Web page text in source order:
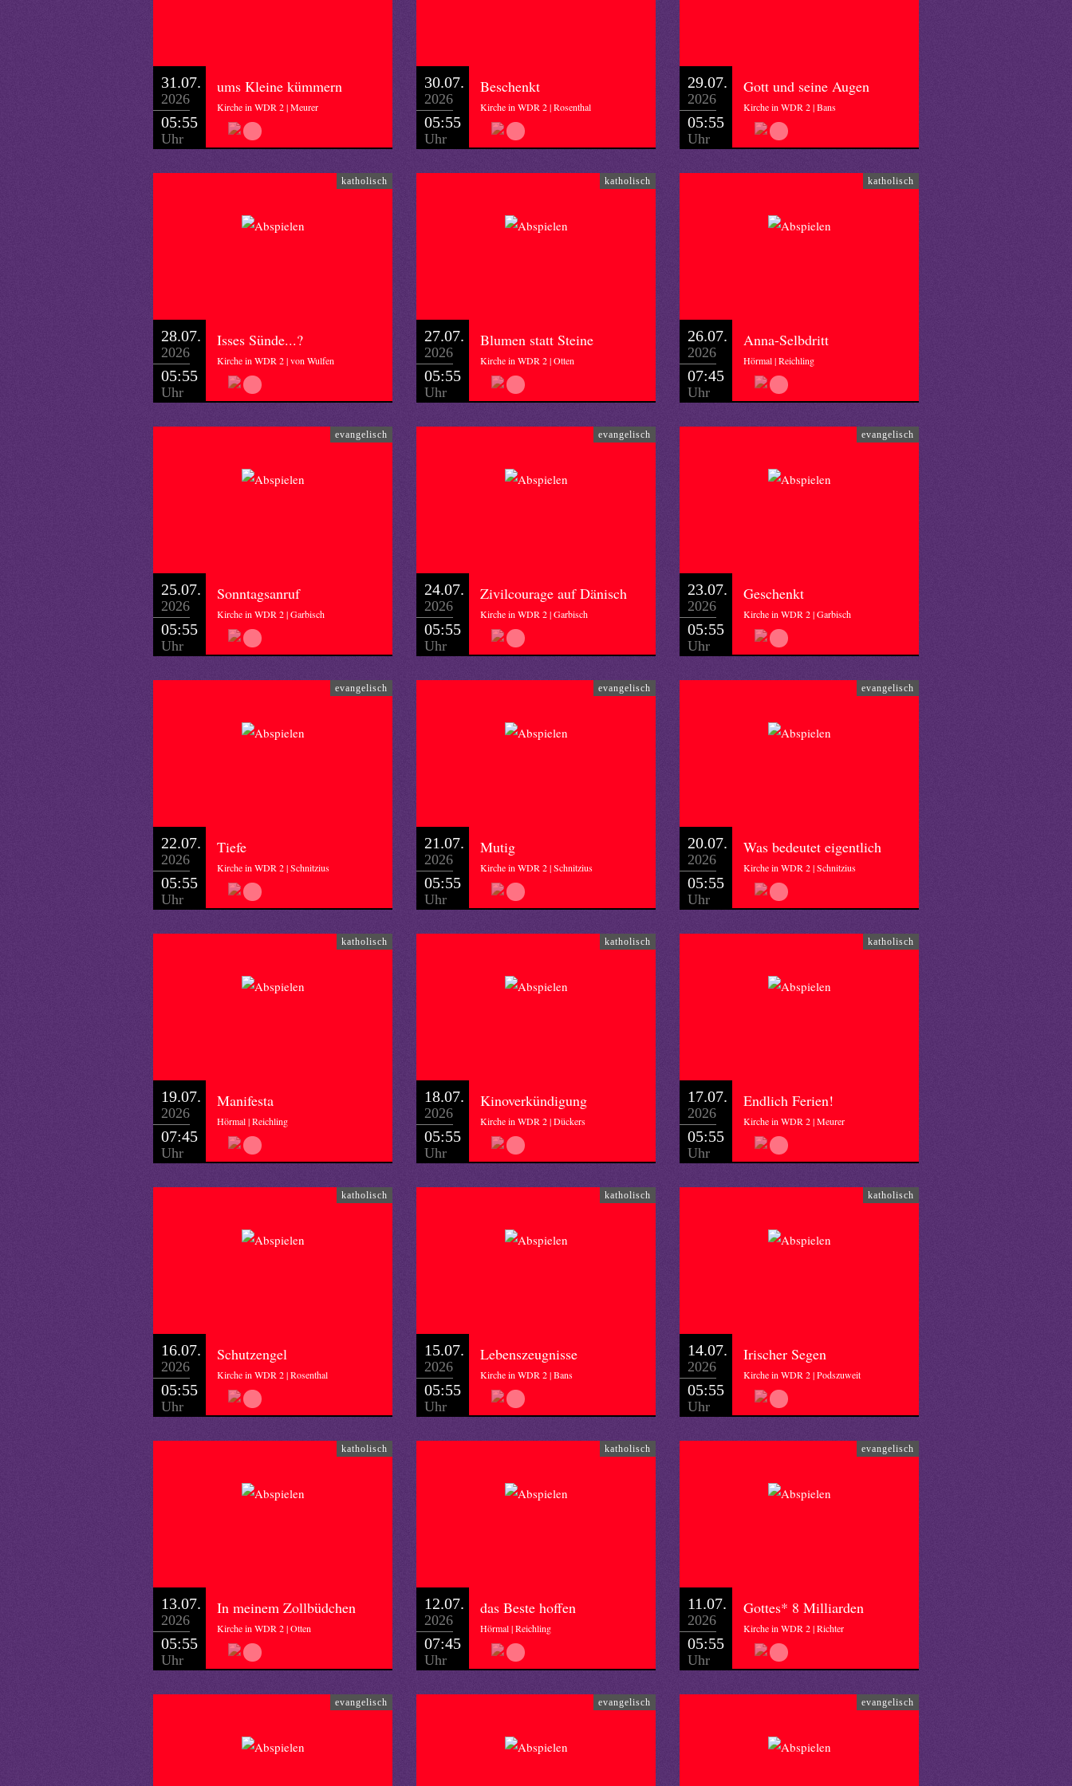
31.07.
2026
05:55
Uhr
ums Kleine kümmern
Kirche in WDR 2 | Meurer
30.07.
2026
05:55
Uhr
Beschenkt
Kirche in WDR 2 | Rosenthal
29.07.
2026
05:55
Uhr
Gott und seine Augen
Kirche in WDR 2 | Bans
katholisch
28.07.
2026
05:55
Uhr
Isses Sünde...?
Kirche in WDR 2 | von Wulfen
katholisch
27.07.
2026
05:55
Uhr
Blumen statt Steine
Kirche in WDR 2 | Otten
katholisch
26.07.
2026
07:45
Uhr
Anna-Selbdritt
Hörmal | Reichling
evangelisch
25.07.
2026
05:55
Uhr
Sonntagsanruf
Kirche in WDR 2 | Garbisch
evangelisch
24.07.
2026
05:55
Uhr
Zivilcourage auf Dänisch
Kirche in WDR 2 | Garbisch
evangelisch
23.07.
2026
05:55
Uhr
Geschenkt
Kirche in WDR 2 | Garbisch
evangelisch
22.07.
2026
05:55
Uhr
Tiefe
Kirche in WDR 2 | Schnitzius
evangelisch
21.07.
2026
05:55
Uhr
Mutig
Kirche in WDR 2 | Schnitzius
evangelisch
20.07.
2026
05:55
Uhr
Was bedeutet eigentlich
Kirche in WDR 2 | Schnitzius
katholisch
19.07.
2026
07:45
Uhr
Manifesta
Hörmal | Reichling
katholisch
18.07.
2026
05:55
Uhr
Kinoverkündigung
Kirche in WDR 2 | Dückers
katholisch
17.07.
2026
05:55
Uhr
Endlich Ferien!
Kirche in WDR 2 | Meurer
katholisch
16.07.
2026
05:55
Uhr
Schutzengel
Kirche in WDR 2 | Rosenthal
katholisch
15.07.
2026
05:55
Uhr
Lebenszeugnisse
Kirche in WDR 2 | Bans
katholisch
14.07.
2026
05:55
Uhr
Irischer Segen
Kirche in WDR 2 | Podszuweit
katholisch
13.07.
2026
05:55
Uhr
In meinem Zollbüdchen
Kirche in WDR 2 | Otten
katholisch
12.07.
2026
07:45
Uhr
das Beste hoffen
Hörmal | Reichling
evangelisch
11.07.
2026
05:55
Uhr
Gottes* 8 Milliarden
Kirche in WDR 2 | Richter
evangelisch evangelisch evangelisch